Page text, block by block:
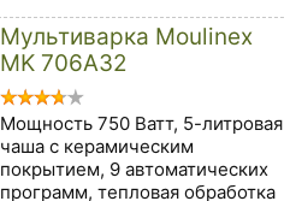
Мультиварка Moulinex
MK 706A32
Мощность 750 Ватт, 5-литровая
чаша с керамическим
покрытием, 9 автоматических
программ, тепловая обработка